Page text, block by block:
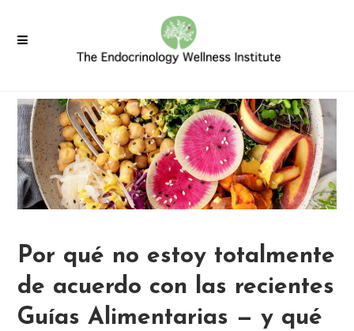
Por qué no estoy totalmente
de acuerdo con las recientes
Guías Alimentarias — y qué